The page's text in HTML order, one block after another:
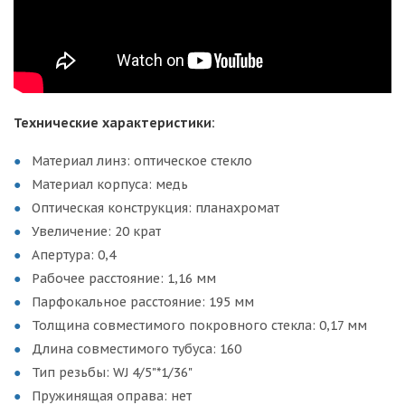
Технические характеристики:
Материал линз: оптическое стекло
Материал корпуса: медь
Оптическая конструкция: планахромат
Увеличение: 20 крат
Апертура: 0,4
Рабочее расстояние: 1,16 мм
Парфокальное расстояние: 195 мм
Толщина совместимого покровного стекла: 0,17 мм
Длина совместимого тубуса: 160
Тип резьбы: WJ 4/5"*1/36"
Пружинящая оправа: нет